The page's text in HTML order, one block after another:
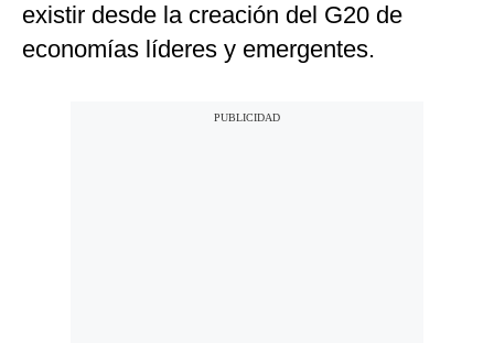
existir desde la creación del G20 de
economías líderes y emergentes.